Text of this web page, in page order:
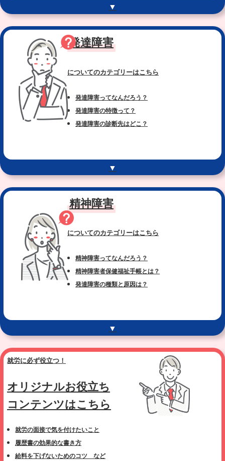
▼
発達障害
についてのカテゴリーはこちら
発達障害ってなんだろう？
発達障害の特徴って？
発達障害の診断先はどこ？
▼
精神障害
についてのカテゴリーはこちら
精神障害ってなんだろう？
精神障害者保健福祉手帳とは？
発達障害の種類と原因は？
▼
就労に必ず役立つ！
オリジナルお役立ち
コンテンツはこちら
就労の面接で気を付けたいこと
履歴書の効果的な書き方
給料を下げないためのコツ など